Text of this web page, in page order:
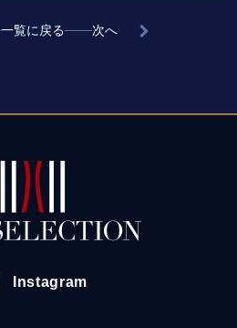
一覧に戻る 次へ
Instagram